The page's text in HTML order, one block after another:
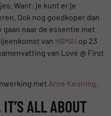
Want: je kunt er je
Ook nog goedkoper dan
gaan naar de essentie met
van HSMAI op 23
van Love @ First
met Arne Keuning
ALL ABOUT